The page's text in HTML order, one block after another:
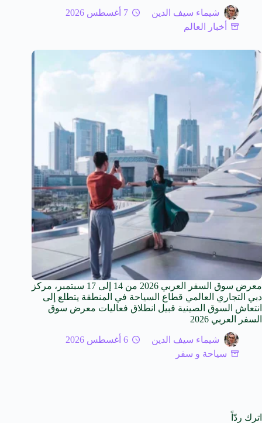
شيماء سيف الدين
7 أغسطس 2026
أخبار العالم
معرض سوق السفر العربي 2026 من 14 إلى 17 سبتمبر، مركز
دبي التجاري العالمي قطاع السياحة في المنطقة يتطلع إلى
انتعاش السوق الصينية قبيل انطلاق فعاليات معرض سوق
السفر العربي 2026
شيماء سيف الدين
6 أغسطس 2026
سياحة و سفر
اترك ردّاً